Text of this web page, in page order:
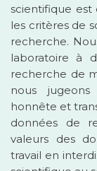
scientifique
les critères de
recherche.
laboratoire à
recherche de
nous
honnête et
données de
valeurs des
travail en